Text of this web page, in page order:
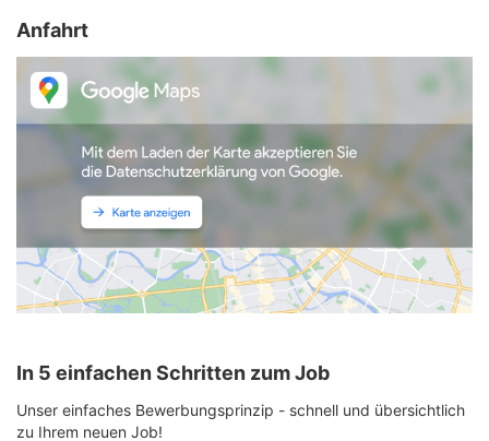
Anfahrt
In 5 einfachen Schritten zum Job
Unser einfaches Bewerbungsprinzip - schnell und übersichtlich
zu Ihrem neuen Job!